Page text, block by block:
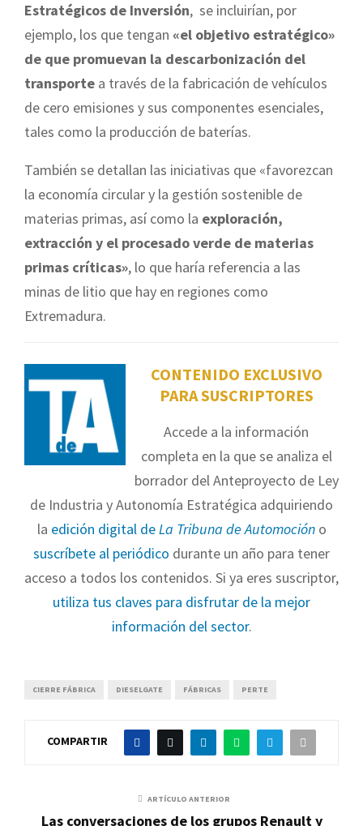
Estratégicos de Inversión, se incluirían, por
ejemplo, los que tengan «el objetivo estratégico»
de que promuevan la descarbonización del
transporte a través de la fabricación de vehículos
de cero emisiones y sus componentes esenciales,
tales como la producción de baterías.
También se detallan las iniciativas que «favorezcan
la economía circular y la gestión sostenible de
materias primas, así como la exploración,
extracción y el procesado verde de materias
primas críticas», lo que haría referencia a las
minas de litio que hay en regiones como
Extremadura.
CONTENIDO EXCLUSIVO
PARA SUSCRIPTORES
Accede a la información
completa en la que se analiza el
borrador del Anteproyecto de Ley
de Industria y Autonomía Estratégica adquiriendo
la edición digital de La Tribuna de Automocióno
suscríbete al periódico durante un año para tener
acceso a todos los contenidos. Si ya eres suscriptor,
utiliza tus claves para disfrutar de la mejor
información del sector.
CIERRE FÁBRICA DIESELGATE FÁBRICAS PERTE
COMPARTIR
ARTÍCULO ANTERIOR
Las conversaciones de los grupos Renault y